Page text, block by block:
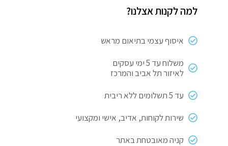
למה לקנות אצלנו?
איסוף עצמי בתיאום מראש
משלוח עד 5 ימי עסקים
לאיזור תל אביב והמרכז
עד 5 תשלומים ללא ריבית
שירות לקוחות, אדיב, אישי ומקצועי
קניה מאובטחת באתר